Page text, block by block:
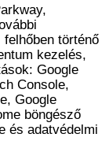
történő
kezelés,
Google
Console,
Google
böngésző
és adatvédelmi